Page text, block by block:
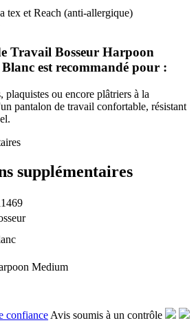
tex et Reach (anti-allergique)
Travail Bosseur Harpoon
est recommandé pour :
plaquistes ou encore plâtriers à la
pantalon de travail confortable, résistant
supplémentaires
Medium
confiance Avis soumis à un contrôle